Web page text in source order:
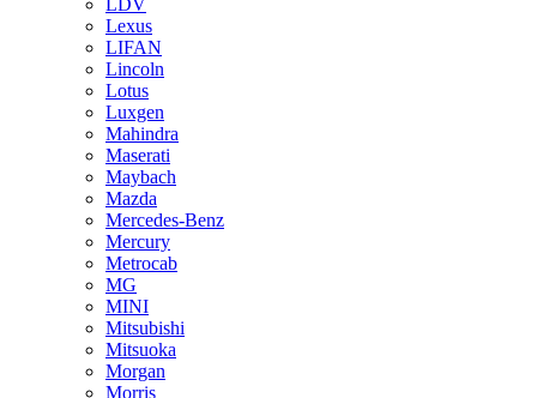
Lexus
LIFAN
Lincoln
Lotus
Luxgen
Mahindra
Maserati
Maybach
Mazda
Mercedes-Benz
Mercury
Metrocab
MG
MINI
Mitsubishi
Mitsuoka
Morgan
Morris